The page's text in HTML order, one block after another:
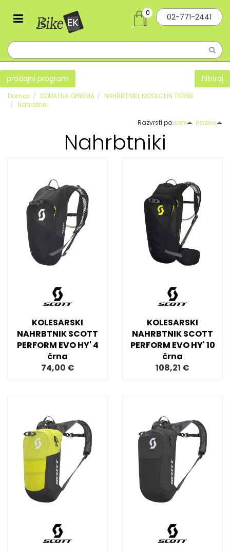
02-771-2441
0
prodajni program filtriraj
Domov DODATNA OPREMA
NAHRBTNIKI, NOSILCI IN TORBE
Nahrbtniki
Razvrsti po:ceni nazivu
Nahrbtniki
KOLESARSKI
NAHRBTNIK SCOTT
PERFORM EVO HY' 4
črna
74,00 €
KOLESARSKI
NAHRBTNIK SCOTT
PERFORM EVO HY' 10
črna
108,21 €